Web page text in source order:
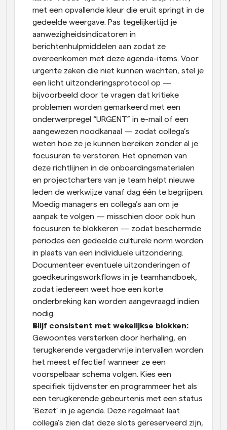
met een opvallende kleur die eruit springt in de
gedeelde weergave. Pas tegelijkertijd je
aanwezigheidsindicatoren in
berichtenhulpmiddelen aan zodat ze
overeenkomen met deze agenda-items. Voor
urgente zaken die niet kunnen wachten, stel je
een licht uitzonderingsprotocol op —
bijvoorbeeld door te vragen dat kritieke
problemen worden gemarkeerd met een
onderwerpregel “URGENT” in e-mail of een
aangewezen noodkanaal — zodat collega’s
weten hoe ze je kunnen bereiken zonder al je
focusuren te verstoren. Het opnemen van
deze richtlijnen in de onboardingsmaterialen
en projectcharters van je team helpt nieuwe
leden de werkwijze vanaf dag één te begrijpen.
Moedig managers en collega’s aan om je
aanpak te volgen — misschien door ook hun
focusuren te blokkeren — zodat beschermde
periodes een gedeelde culturele norm worden
in plaats van een individuele uitzondering.
Documenteer eventuele uitzonderingen of
goedkeuringsworkflows in je teamhandboek,
zodat iedereen weet hoe een korte
onderbreking kan worden aangevraagd indien
nodig.
Gewoontes versterken door herhaling, en
terugkerende vergadervrije intervallen worden
het meest effectief wanneer ze een
voorspelbaar schema volgen. Kies een
specifiek tijdvenster en programmeer het als
een terugkerende gebeurtenis met een status
‘Bezet’ in je agenda. Deze regelmaat laat
collega’s zien dat deze slots gereserveerd zijn,